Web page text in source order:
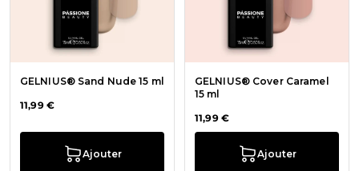
GELNIUS® Sand Nude 15 ml
11,99 €
Ajouter
GELNIUS® Cover Caramel
15 ml
11,99 €
Ajouter